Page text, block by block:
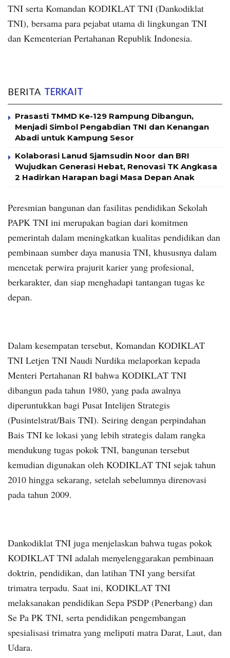
TNI serta Komandan KODIKLAT TNI (Dankodiklat
TNI), bersama para pejabat utama di lingkungan TNI
dan Kementerian Pertahanan Republik Indonesia.
BERITA TERKAIT
Prasasti TMMD Ke-129 Rampung Dibangun,
Menjadi Simbol Pengabdian TNI dan Kenangan
Abadi untuk Kampung Sesor
Kolaborasi Lanud Sjamsudin Noor dan BRI
Wujudkan Generasi Hebat, Renovasi TK Angkasa
2 Hadirkan Harapan bagi Masa Depan Anak
Peresmian bangunan dan fasilitas pendidikan Sekolah
PAPK TNI ini merupakan bagian dari komitmen
pemerintah dalam meningkatkan kualitas pendidikan dan
pembinaan sumber daya manusia TNI, khususnya dalam
mencetak perwira prajurit karier yang profesional,
berkarakter, dan siap menghadapi tantangan tugas ke
depan.
Dalam kesempatan tersebut, Komandan KODIKLAT
TNI Letjen TNI Naudi Nurdika melaporkan kepada
Menteri Pertahanan RI bahwa KODIKLAT TNI
dibangun pada tahun 1980, yang pada awalnya
diperuntukkan bagi Pusat Intelijen Strategis
(Pusintelstrat/Bais TNI). Seiring dengan perpindahan
Bais TNI ke lokasi yang lebih strategis dalam rangka
mendukung tugas pokok TNI, bangunan tersebut
kemudian digunakan oleh KODIKLAT TNI sejak tahun
2010 hingga sekarang, setelah sebelumnya direnovasi
pada tahun 2009.
Dankodiklat TNI juga menjelaskan bahwa tugas pokok
KODIKLAT TNI adalah menyelenggarakan pembinaan
doktrin, pendidikan, dan latihan TNI yang bersifat
trimatra terpadu. Saat ini, KODIKLAT TNI
melaksanakan pendidikan Sepa PSDP (Penerbang) dan
Se Pa PK TNI, serta pendidikan pengembangan
spesialisasi trimatra yang meliputi matra Darat, Laut, dan
Udara.